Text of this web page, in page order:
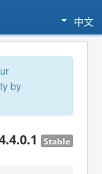
中文
by
Stable